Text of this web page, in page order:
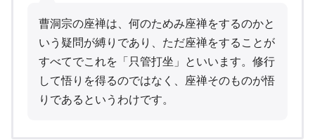
曹洞宗の座禅は、何のためみ座禅をするのかと
いう疑問が縛りであり、ただ座禅をすることが
すべてでこれを「只管打坐」といいます。修行
して悟りを得るのではなく、座禅そのものが悟
りであるというわけです。